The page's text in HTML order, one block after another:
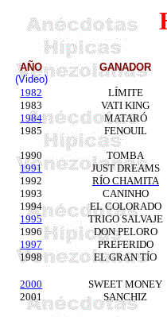
AÑO
(Video)
GANADOR
1982 LÍMITE
1983
VATI KING
1984
MATARÓ
1985
FENOUIL
1990
TOMBA
1991
JUST DREAMS
1992
RÍO CHAMITA
1993
CANINHO
1994
EL COLORADO
1995
TRIGO SALVAJE
1996
DON PELORO
1997
PREFERIDO
1998
EL GRAN TÍO
2000 SWEET MONEY
2001
SANCHIZ